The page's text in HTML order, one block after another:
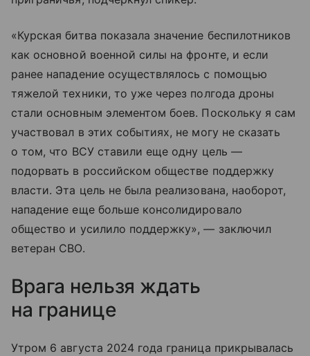
«Курская битва показала значение беспилотников
как основной военной силы на фронте, и если
ранее нападение осуществлялось с помощью
тяжелой техники, то уже через полгода дроны
стали основным элементом боев. Поскольку я сам
участвовал в этих событиях, не могу не сказать
о том, что ВСУ ставили еще одну цель —
подорвать в российском обществе поддержку
власти. Эта цель не была реализована, наоборот,
нападение еще больше консолидировало
общество и усилило поддержку», — заключил
ветеран СВО.
Врага нельзя ждать
на границе
Утром 6 августа 2024 года граница прикрывалась